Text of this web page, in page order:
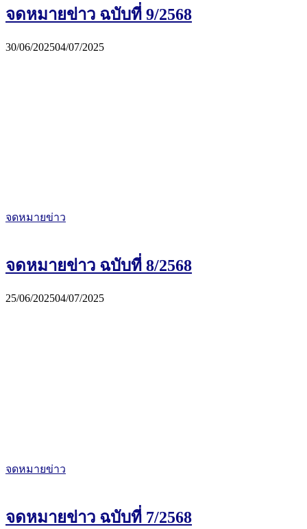
จดหมายข่าว ฉบับที่ 9/2568
30/06/202504/07/2025
จดหมายข่าว
จดหมายข่าว ฉบับที่ 8/2568
25/06/202504/07/2025
จดหมายข่าว
จดหมายข่าว ฉบับที่ 7/2568